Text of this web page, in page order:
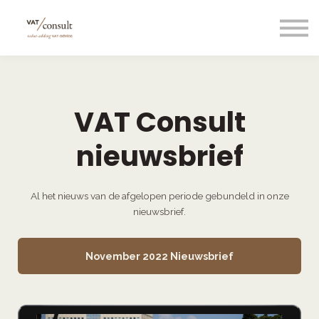
Nuttige links
Taal/language
VAT Consult
nieuwsbrief
Al het nieuws van de afgelopen periode gebundeld in onze
nieuwsbrief.
November 2022 Nieuwsbrief